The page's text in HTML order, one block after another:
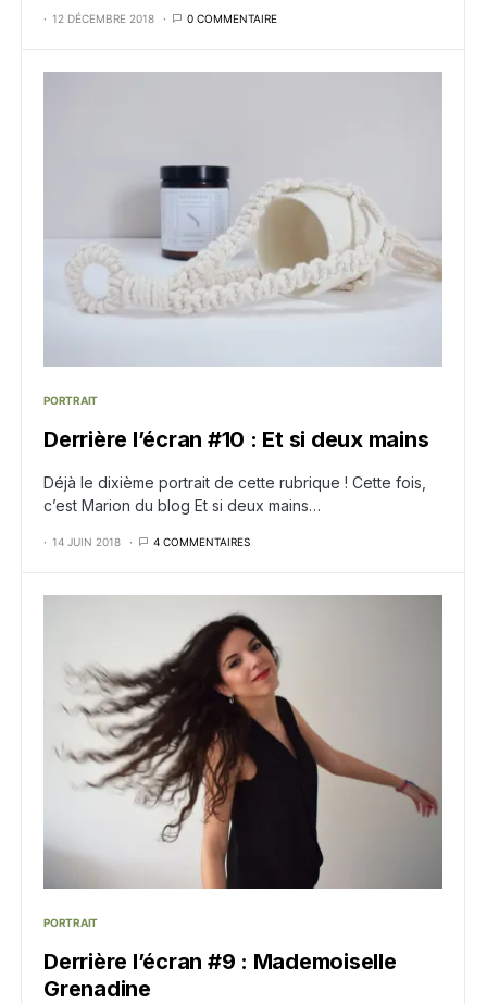
12 DÉCEMBRE 2018 0 COMMENTAIRE
PORTRAIT
Derrière l’écran #10 : Et si deux mains
Déjà le dixième portrait de cette rubrique ! Cette fois,
c’est Marion du blog Et si deux mains…
14 JUIN 2018 4 COMMENTAIRES
PORTRAIT
Derrière l’écran #9 : Mademoiselle
Grenadine